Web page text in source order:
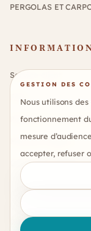
PERGOLAS ET
Service client
Politique de
Mentions légales
Gérer mes cookies
© Copyright
GESTION DES
Nous utilisons
fonctionnement
mesure
accepter, refuser